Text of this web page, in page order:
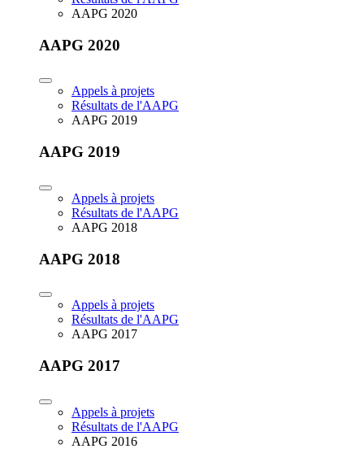
AAPG 2020
AAPG 2020
Appels à projets
Résultats de l'AAPG
AAPG 2019
AAPG 2019
Appels à projets
Résultats de l'AAPG
AAPG 2018
AAPG 2018
Appels à projets
Résultats de l'AAPG
AAPG 2017
AAPG 2017
Appels à projets
Résultats de l'AAPG
AAPG 2016